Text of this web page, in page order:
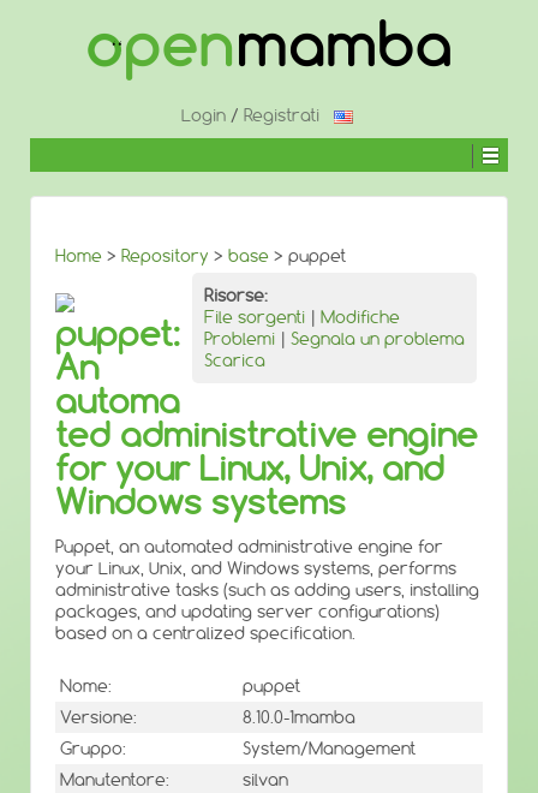
CONTENUTO
Login / Registrati
Home > Repository > base > puppet
Risorse:
File sorgenti | Modifiche
Problemi | Segnala un problema
Scarica
puppet:
An
automa
ted administrative engine
for your Linux, Unix, and
Windows systems
Puppet, an automated administrative engine for
your Linux, Unix, and Windows systems, performs
administrative tasks (such as adding users, installing
packages, and updating server configurations)
based on a centralized specification.
Nome:
puppet
Versione:
8.10.0-1mamba
Gruppo:
System/Management
Manutentore:
silvan